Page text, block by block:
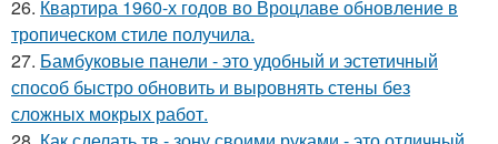
26. Квартира 1960-х годов во Вроцлаве обновление в
тропическом стиле получила.
27. Бамбуковые панели - это удобный и эстетичный
способ быстро обновить и выровнять стены без
сложных мокрых работ.